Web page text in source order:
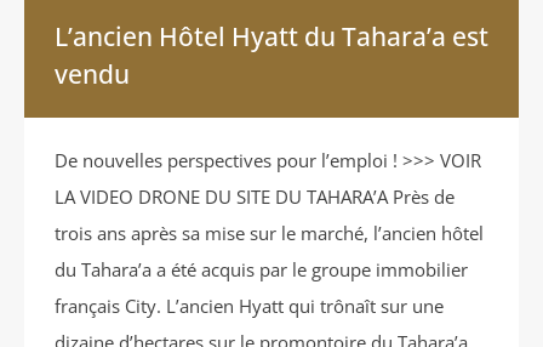
L’ancien Hôtel Hyatt du Tahara’a est
vendu
De nouvelles perspectives pour l’emploi ! >>> VOIR
LA VIDEO DRONE DU SITE DU TAHARA’A Près de
trois ans après sa mise sur le marché, l’ancien hôtel
du Tahara’a a été acquis par le groupe immobilier
français City. L’ancien Hyatt qui trônaît sur une